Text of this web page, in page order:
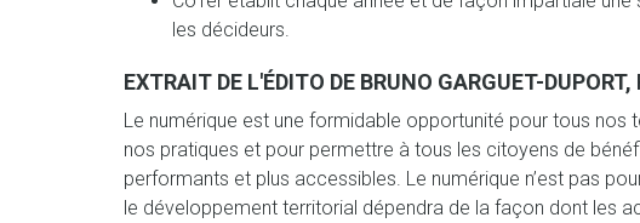
les décideurs.
EXTRAIT DE L'ÉDITO DE BRUNO GARGUET-
Le numérique est une formidable opportunité pour tous nos
nos pratiques et pour permettre à tous les citoyens de
performants et plus accessibles. Le numérique n’est pas
le développement territorial dépendra de la façon dont les